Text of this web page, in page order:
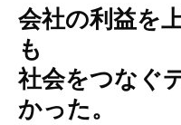
会社の利益を
も
社会をつなぐ
かった。